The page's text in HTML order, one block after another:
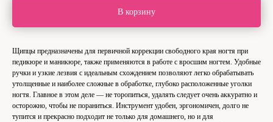
В корзину
Щипцы предназначены для первичной коррекции свободного края ногтя при
педикюре и маникюре, также применяются в работе с вросшим ногтем. Удобные
ручки и узкие лезвия с идеальным схождением позволяют легко обрабатывать
утолщенные и наиболее сложные в обработке, глубоко расположенные уголки
ногтя. Главное в этом деле — не торопиться, удалять следует очень аккуратно и
осторожно, чтобы не пораниться. Инструмент удобен, эргономичен, долго не
тупится и прекрасно подходит не только для домашнего, но и для